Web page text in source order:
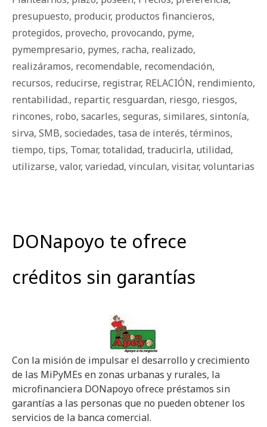
presupuesto, producir, productos financieros,
protegidos, provecho, provocando, pyme,
pymempresario, pymes, racha, realizado,
realizáramos, recomendable, recomendación,
recursos, reducirse, registrar, RELACIÓN, rendimiento,
rentabilidad., repartir, resguardan, riesgo, riesgos,
rincones, robo, sacarles, seguras, similares, sintonía,
sirva, SMB, sociedades, tasa de interés, términos,
tiempo, tips, Tomar, totalidad, traducirla, utilidad,
utilizarse, valor, variedad, vinculan, visitar, voluntarias
DONapoyo te ofrece
créditos sin garantías
Con la misión de impulsar el desarrollo y crecimiento
de las MiPyMEs en zonas urbanas y rurales, la
microfinanciera DONapoyo ofrece préstamos sin
garantías a las personas que no pueden obtener los
servicios de la banca comercial.